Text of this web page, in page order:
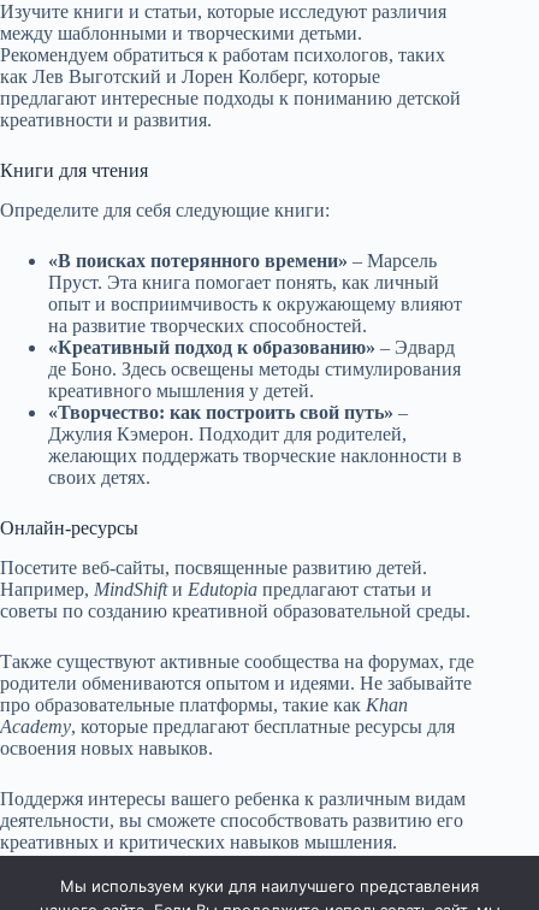
Изучите книги и статьи, которые исследуют различия
между шаблонными и творческими детьми.
Рекомендуем обратиться к работам психологов, таких
как Лев Выготский и Лорен Колберг, которые
предлагают интересные подходы к пониманию детской
креативности и развития.
Книги для чтения
Определите для себя следующие книги:
«В поисках потерянного времени» – Марсель
Пруст. Эта книга помогает понять, как личный
опыт и восприимчивость к окружающему влияют
на развитие творческих способностей.
«Креативный подход к образованию» – Эдвард
де Боно. Здесь освещены методы стимулирования
креативного мышления у детей.
«Творчество: как построить свой путь» –
Джулия Кэмерон. Подходит для родителей,
желающих поддержать творческие наклонности в
своих детях.
Онлайн-ресурсы
Посетите веб-сайты, посвященные развитию детей.
Например, MindShiftи Edutopia предлагают статьи и
советы по созданию креативной образовательной среды.
Также существуют активные сообщества на форумах, где
родители обмениваются опытом и идеями. Не забывайте
про образовательные платформы, такие как Khan
Academy, которые предлагают бесплатные ресурсы для
освоения новых навыков.
Поддержя интересы вашего ребенка к различным видам
деятельности, вы сможете способствовать развитию его
креативных и критических навыков мышления.
воспитанию.Мы используем куки для наилучшего представления